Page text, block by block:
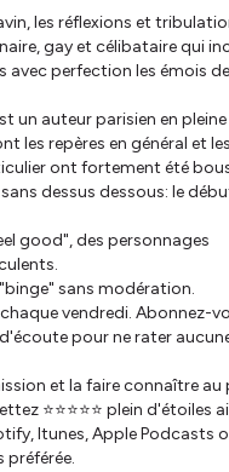
les réflexions et
gay et célibataire qui
avec perfection les émois
un auteur parisien en
les repères en général et
ont fortement été
dessus dessous: le
good", des personnages
sans modération.
vendredi. Abonnez-
pour ne rater
et la faire connaître au
⭐⭐⭐⭐⭐ plein d'étoiles
Itunes, Apple Podcasts